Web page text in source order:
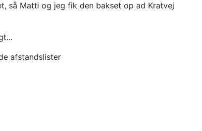
så Matti og jeg fik den bakset op ad Kratvej
afstandslister